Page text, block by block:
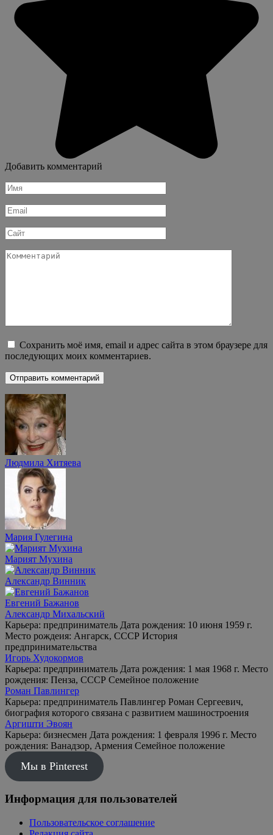
Добавить комментарий
Имя
*
Email
*
Сайт
Комментарий
Сохранить моё имя, email и адрес сайта в этом браузере для
последующих моих комментариев.
Людмила Хитяева
Мария Гулегина
Марият Мухина
Александр Винник
Евгений Бажанов
Александр Михальский
Карьера: предприниматель Дата рождения: 10 июня 1959 г.
Место рождеия: Ангарск, СССР История
предпринимательства
Игорь Худокормов
Карьера: предприниматель Дата рождения: 1 мая 1968 г. Место
рождения: Пенза, СССР Семейное положение
Роман Павлингер
Карьера: предприниматель Павлингер Роман Сергеевич,
биография которого связана с развитием машиностроения
Аргишти Эвоян
Карьера: бизнесмен Дата рождения: 1 февраля 1996 г. Место
рождения: Ванадзор, Армения Семейное положение
Мы в Pinterest
Информация для пользователей
Пользовательское соглашение